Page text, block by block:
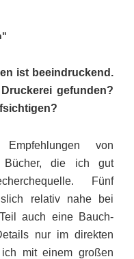
ist beeindruckend.
gefunden?
von
Bücher, die ich gut
Fünf
relativ nahe bei
auch eine Bauch-
nur im direkten
mit einem großen